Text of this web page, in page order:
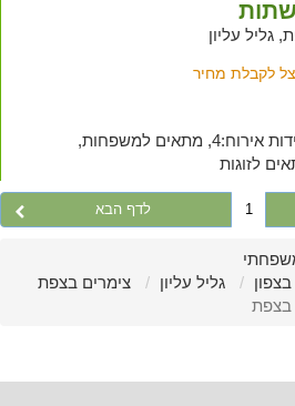
גליל עליון
לקבלת מחיר
יחידות אירוח:4, מתאים למשפחות,
לזוגות
1 לדף הבא
גליל עליון
צימרים בצפת
בצפת